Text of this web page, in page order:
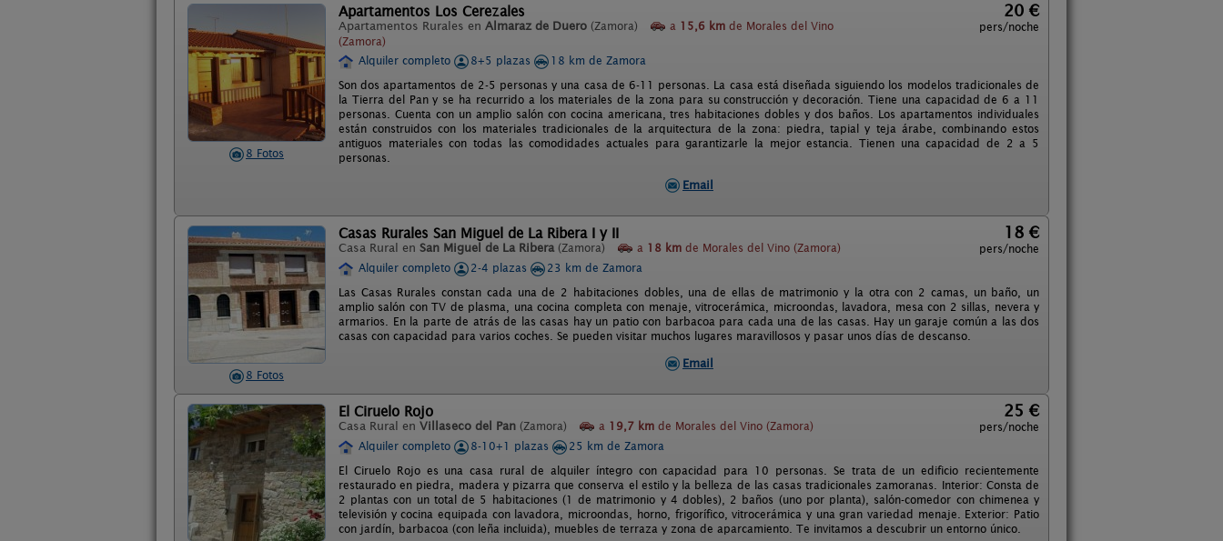
8 Fotos
Apartamentos Los Cerezales
Apartamentos Rurales en Almaraz de Duero (Zamora) a 15,6 km de Morales del Vino
(Zamora)
20 €
pers/noche
Alquiler completo 8+5 plazas
18 km de Zamora
Son dos apartamentos de 2-5 personas y una casa de 6-11 personas. La casa está diseñada siguiendo los modelos tradicionales de
la Tierra del Pan y se ha recurrido a los materiales de la zona para su construcción y decoración. Tiene una capacidad de 6 a 11
personas. Cuenta con un amplio salón con cocina americana, tres habitaciones dobles y dos baños. Los apartamentos individuales
están construidos con los materiales tradicionales de la arquitectura de la zona: piedra, tapial y teja árabe, combinando estos
antiguos materiales con todas las comodidades actuales para garantizarle la mejor estancia. Tienen una capacidad de 2 a 5
personas.
Email
8 Fotos
Casas Rurales San Miguel de La Ribera I y II
Casa Rural en San Miguel de La Ribera (Zamora) a 18 km de Morales del Vino (Zamora)
18 €
pers/noche
Alquiler completo
2-4 plazas
23 km de Zamora
Las Casas Rurales constan cada una de 2 habitaciones dobles, una de ellas de matrimonio y la otra con 2 camas, un baño, un
amplio salón con TV de plasma, una cocina completa con menaje, vitrocerámica, microondas, lavadora, mesa con 2 sillas, nevera y
armarios. En la parte de atrás de las casas hay un patio con barbacoa para cada una de las casas. Hay un garaje común a las dos
casas con capacidad para varios coches. Se pueden visitar muchos lugares maravillosos y pasar unos días de descanso.
Email
El Ciruelo Rojo
Casa Rural en Villaseco del Pan (Zamora) a 19,7 km de Morales del Vino (Zamora)
25 €
pers/noche
Alquiler completo
8-10+1 plazas
25 km de Zamora
El Ciruelo Rojo es una casa rural de alquiler íntegro con capacidad para 10 personas. Se trata de un edificio recientemente
restaurado en piedra, madera y pizarra que conserva el estilo y la belleza de las casas tradicionales zamoranas. Interior: Consta de
2 plantas con un total de 5 habitaciones (1 de matrimonio y 4 dobles), 2 baños (uno por planta), salón-comedor con chimenea y
televisión y cocina equipada con lavadora, microondas, horno, frigorífico, vitrocerámica y una gran variedad menaje. Exterior: Patio
con jardín, barbacoa (con leña incluida), muebles de terraza y zona de aparcamiento. Te invitamos a descubrir un entorno único.